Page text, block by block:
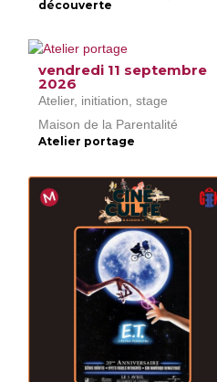
découverte
vendredi 11 septembre
2026
Atelier, initiation, stage
Maison de la Parentalité
Atelier portage